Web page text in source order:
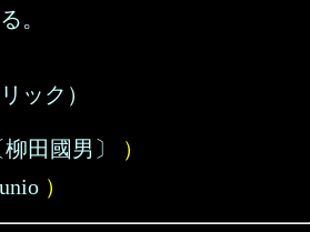
。
ック）
田國男〕
）
）